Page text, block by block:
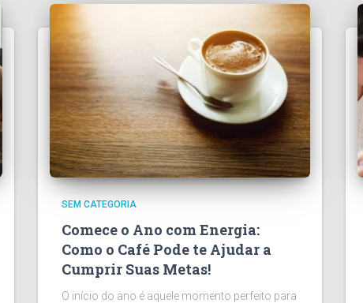
SEM CATEGORIA
Comece o Ano com Energia:
Como o Café Pode te Ajudar a
Cumprir Suas Metas!
O início do ano é aquele momento perfeito para